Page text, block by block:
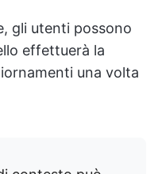
gli utenti possono
effettuerà la
una volta